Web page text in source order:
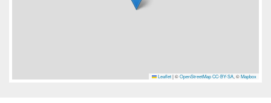
Leaflet |©OpenStreetMap CC-BY-SA, ©Mapbox